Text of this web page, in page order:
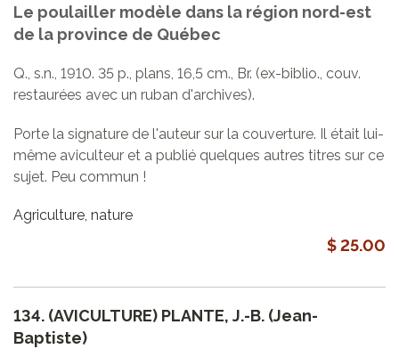
Le poulailler modèle dans la région nord-est
de la province de Québec
Q., s.n., 1910. 35 p., plans, 16,5 cm., Br. (ex-biblio., couv.
restaurées avec un ruban d'archives).
Porte la signature de l'auteur sur la couverture. Il était lui-
même aviculteur et a publié quelques autres titres sur ce
sujet. Peu commun !
Agriculture, nature
$ 25.00
134. (AVICULTURE) PLANTE, J.-B. (Jean-
Baptiste)